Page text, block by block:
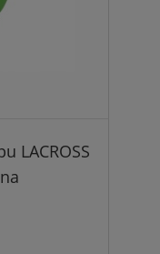
LACROSS